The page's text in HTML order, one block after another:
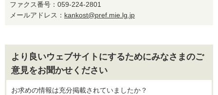
ファクス番号：059-224-2801
メールアドレス： kankost@pref.mie.lg.jp
より良いウェブサイトにするためにみなさまのご
意見をお聞かせください
お求めの情報は充分掲載されていましたか？